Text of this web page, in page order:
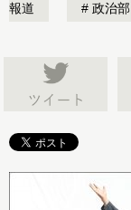
報道 政治部